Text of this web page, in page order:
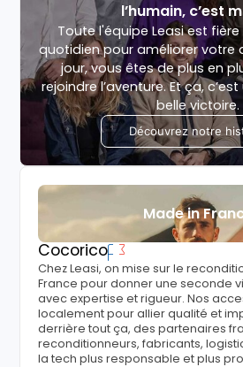
l’humain, c’est
Toute l'équipe Leasi est
quotidien pour améliorer votre
jour, vous êtes de plus en
rejoindre l’aventure. Et ça,
belle victoire.
Découvrez notre
Made in
Cocorico
Chez Leasi, on mise sur le
France pour donner une seconde
avec expertise et rigueur. Nos
localement pour allier qualité et
derrière tout ça, des partenaires
reconditionneurs, fabricants,
la tech plus responsable et plus